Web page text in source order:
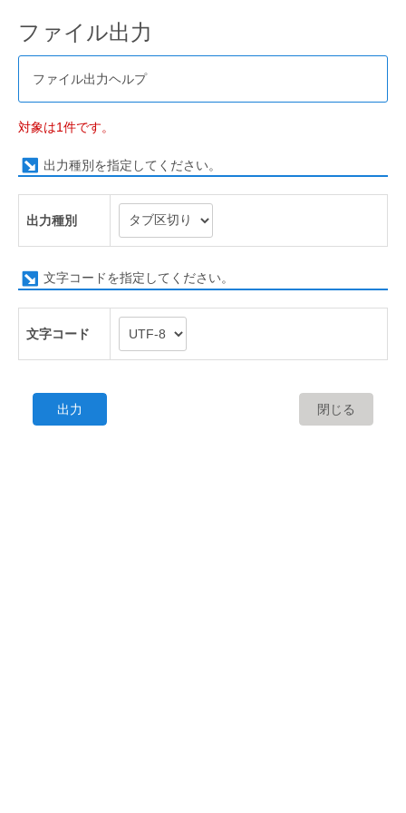
ファイル出力
ファイル出力ヘルプ
対象は1件です。
出力種別を指定してください。
出力種別
文字コードを指定してください。
文字コード